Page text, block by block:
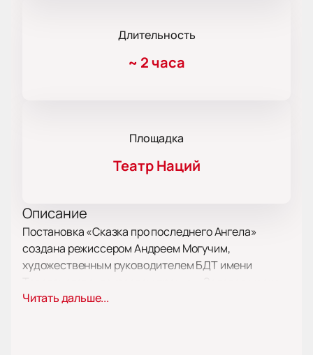
Длительность
~ 2 часа
Площадка
Театр Наций
Описание
Постановка «Сказка про последнего Ангела»
создана режиссером Андреем Могучим,
художественным руководителем БДТ имени
Основой спектакля стали произведения Романа
Читать дальше...